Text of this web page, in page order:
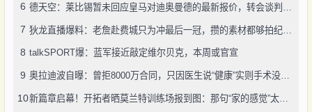
6
7 狄龙直播爆料：老詹赴费城只为冲最后一冠，攒的素材都够拍纪录片了
8 talkSPORT爆：蓝军接近敲定维尔贝克，本周或官宣
9 奥拉迪波自曝：曾拒8000万合同，只因医生说“健康”实则手术没做好
10 新篇章启幕！开拓者晒莫兰特训练场报到图：那句“家的感觉”太戳人